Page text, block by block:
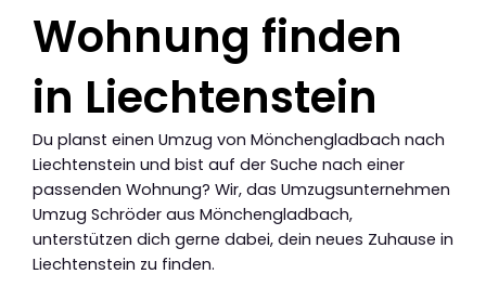
Wohnung finden
in Liechtenstein
Du planst einen Umzug von Mönchengladbach nach
Liechtenstein und bist auf der Suche nach einer
passenden Wohnung? Wir, das Umzugsunternehmen
Umzug Schröder aus Mönchengladbach,
unterstützen dich gerne dabei, dein neues Zuhause in
Liechtenstein zu finden.